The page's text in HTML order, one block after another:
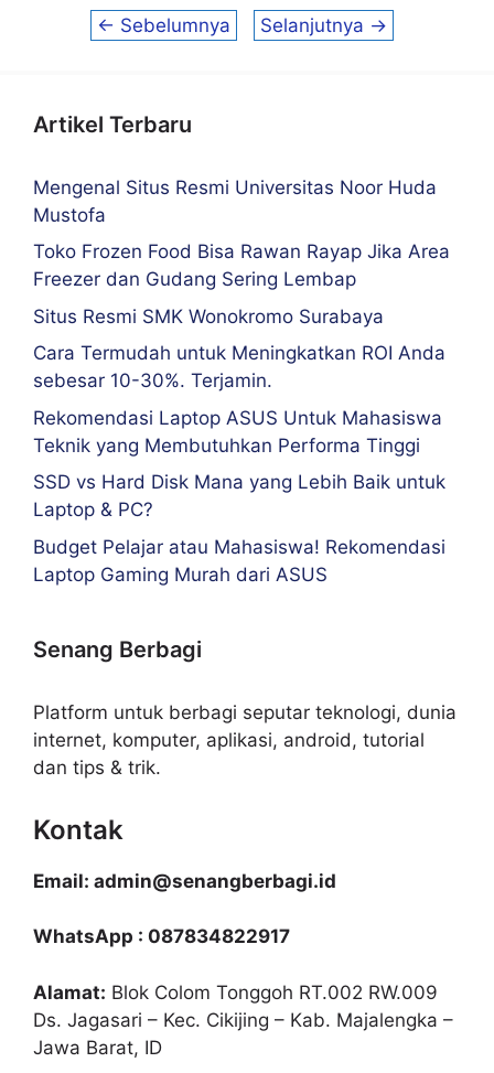
← Sebelumnya Selanjutnya →
Artikel Terbaru
Mengenal Situs Resmi Universitas Noor Huda
Mustofa
Toko Frozen Food Bisa Rawan Rayap Jika Area
Freezer dan Gudang Sering Lembap
Situs Resmi SMK Wonokromo Surabaya
Cara Termudah untuk Meningkatkan ROI Anda
sebesar 10-30%. Terjamin.
Rekomendasi Laptop ASUS Untuk Mahasiswa
Teknik yang Membutuhkan Performa Tinggi
SSD vs Hard Disk Mana yang Lebih Baik untuk
Laptop & PC?
Budget Pelajar atau Mahasiswa! Rekomendasi
Laptop Gaming Murah dari ASUS
Senang Berbagi
Platform untuk berbagi seputar teknologi, dunia
internet, komputer, aplikasi, android, tutorial
dan tips & trik.
Kontak
Email: admin@senangberbagi.id
WhatsApp : 087834822917
Alamat: Blok Colom Tonggoh RT.002 RW.009
Ds. Jagasari – Kec. Cikijing – Kab. Majalengka –
Jawa Barat, ID